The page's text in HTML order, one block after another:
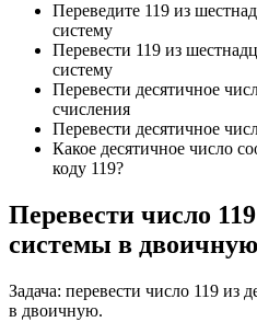
Переведите 119 из
систему
Перевести 119 из
систему
Перевести десятичное
счисления
Перевести десятичное
Какое десятичное число
коду 119?
Перевести число
системы в двоичную
Задача: перевести число 119 из
в двоичную.